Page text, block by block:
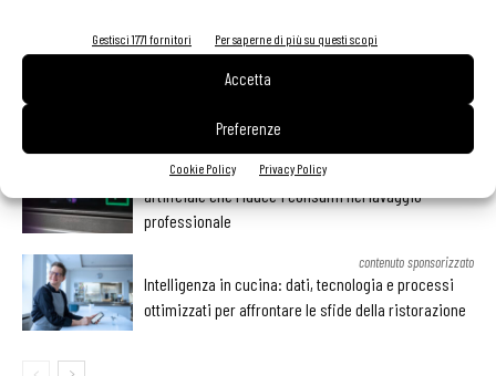
Gestisci 1771 fornitori Per saperne di più su questi scopi
Accetta
Preferenze
Cookie Policy Privacy Policy
Winterhalter introduce EcoPilot: l’intelligenza
artificiale che riduce i consumi nel lavaggio
professionale
contenuto sponsorizzato
Intelligenza in cucina: dati, tecnologia e processi
ottimizzati per affrontare le sfide della ristorazione